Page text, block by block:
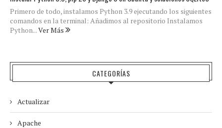
Primero de todo, instalamos Python 3.9 ejecutando los siguientes
comandos en la terminal: Añadimos al repositorio Instalamos
Python...Ver Más
CATEGORÍAS
Actualizar
Apache